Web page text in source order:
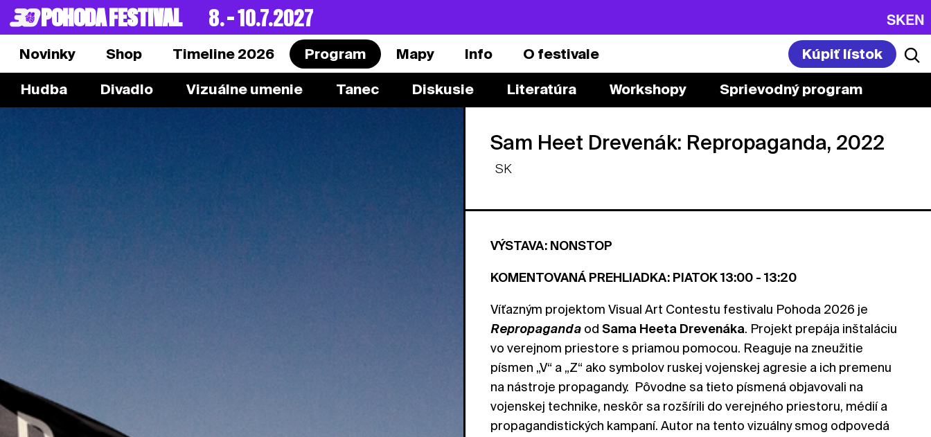
POHODA FESTIVAL 8. – 10.7.2027 SKEN
Novinky Shop Timeline 2026 Program
Hudba Divadlo Vizuálne umenie Tanec Diskusie Literatúra Workshopy Sprievodný program
Mapy Info O festivale Kúpiť lístok
Sam Heet Drevenák: Repropaganda, 2022
SK
VÝSTAVA: NONSTOP
KOMENTOVANÁ PREHLIADKA: PIATOK 13:00 - 13:20
Víťazným projektom Visual Art Contestu festivalu Pohoda 2026 je
Repropaganda od Sama Heeta Drevenáka. Projekt prepája inštaláciu
vo verejnom priestore s priamou pomocou. Reaguje na zneužitie
písmen „V“ a „Z“ ako symbolov ruskej vojenskej agresie a ich premenu
na nástroje propagandy. Pôvodne sa tieto písmená objavovali na
vojenskej technike, neskôr sa rozšírili do verejného priestoru, médií a
propagandistických kampaní. Autor na tento vizuálny smog odpovedá